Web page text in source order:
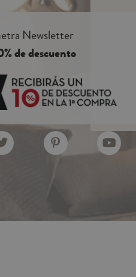
Newsletter
de descuento